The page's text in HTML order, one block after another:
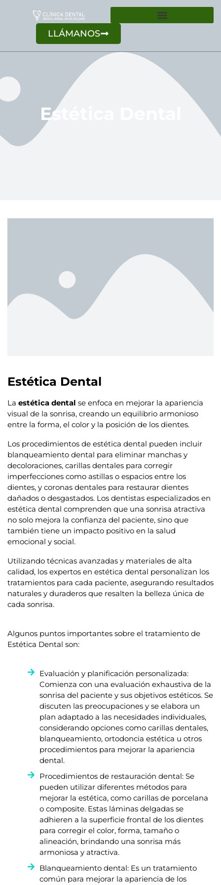
LLÁMANOS
Estética Dental
Estética Dental
La estética dental se enfoca en mejorar la apariencia
visual de la sonrisa, creando un equilibrio armonioso
entre la forma, el color y la posición de los dientes.
Los procedimientos de estética dental pueden incluir
blanqueamiento dental para eliminar manchas y
decoloraciones, carillas dentales para corregir
imperfecciones como astillas o espacios entre los
dientes, y coronas dentales para restaurar dientes
dañados o desgastados. Los dentistas especializados en
estética dental comprenden que una sonrisa atractiva
no solo mejora la confianza del paciente, sino que
también tiene un impacto positivo en la salud
emocional y social.
Utilizando técnicas avanzadas y materiales de alta
calidad, los expertos en estética dental personalizan los
tratamientos para cada paciente, asegurando resultados
naturales y duraderos que resalten la belleza única de
cada sonrisa.
Algunos puntos importantes sobre el tratamiento de
Estética Dental son:
Evaluación y planificación personalizada:
Comienza con una evaluación exhaustiva de la
sonrisa del paciente y sus objetivos estéticos. Se
discuten las preocupaciones y se elabora un
plan adaptado a las necesidades individuales,
considerando opciones como carillas dentales,
blanqueamiento, ortodoncia estética u otros
procedimientos para mejorar la apariencia
dental.
Procedimientos de restauración dental: Se
pueden utilizar diferentes métodos para
mejorar la estética, como carillas de porcelana
o composite. Estas láminas delgadas se
adhieren a la superficie frontal de los dientes
para corregir el color, forma, tamaño o
alineación, brindando una sonrisa más
armoniosa y atractiva.
Blanqueamiento dental: Es un tratamiento
común para mejorar la apariencia de los